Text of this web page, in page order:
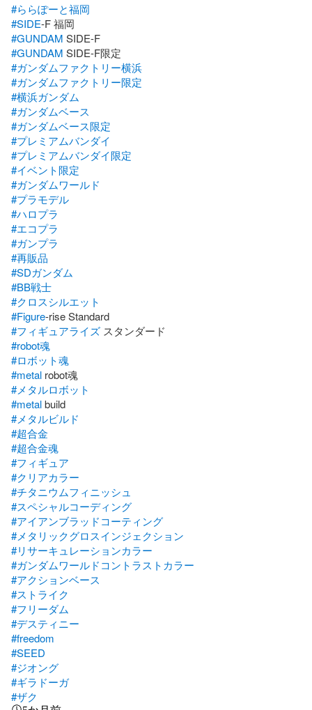
#ららぽーと福岡
#SIDE
#GUNDAM
#GUNDAM
#ガンダムファクトリー横浜
#ガンダムファクトリー限定
#横浜ガンダム
#ガンダムベース
#ガンダムベース限定
#プレミアムバンダイ
#プレミアムバンダイ限定
#イベント限定
#ガンダムワールド
#プラモデル
#ハロプラ
#エコプラ
#ガンプラ
#再販品
#SDガンダム
#BB戦士
#クロスシルエット
#Figure
#フィギュアライズ
#robot魂
#ロボット魂
#metal
#メタルロボット
#metal
#メタルビルド
#超合金
#超合金魂
#フィギュア
#クリアカラー
#チタニウムフィニッシュ
#スペシャルコーディング
#アイアンブラッドコーティング
#メタリックグロスインジェクション
#リサーキュレーションカラー
#ガンダムワールドコントラストカラー
#アクションベース
#ストライク
#フリーダム
#デスティニー
#freedom
#SEED
#ジオング
#ギラドーガ
#ザク